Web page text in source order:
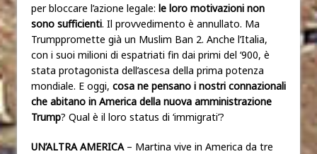
per bloccare l’azione legale: le loro motivazioni non
sono sufficienti. Il provvedimento è annullato. Ma
Trumppromette già un Muslim Ban 2. Anche l’Italia,
con i suoi milioni di espatriati fin dai primi del ‘900, è
stata protagonista dell’ascesa della prima potenza
mondiale. E oggi, cosa ne pensano i nostri connazionali
che abitano in America della nuova amministrazione
Trump? Qual è il loro status di ‘immigrati’?
UN’ALTRA AMERICA– Martina vive in America da tre